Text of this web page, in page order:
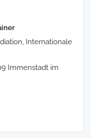
Internationale
Immenstadt im